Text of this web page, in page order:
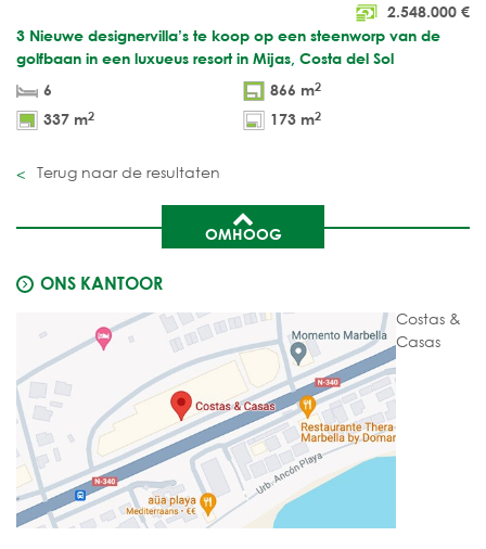
2.548.000 €
3 Nieuwe designervilla’s te koop op een steenworp van de
golfbaan in een luxueus resort in Mijas, Costa del Sol
6
866 m2
337 m2 173 m2
Terug naar de resultaten
OMHOOG
ONS KANTOOR
Costas &
Casas